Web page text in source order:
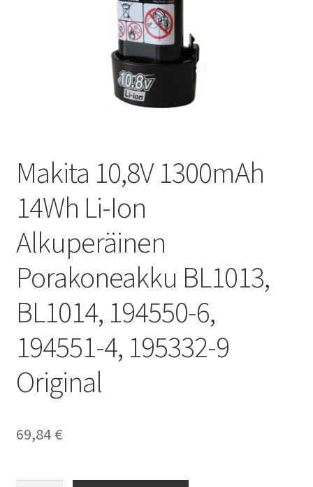
Makita 10,8V 1300mAh
14Wh Li-Ion
Alkuperäinen
Porakoneakku BL1013,
BL1014, 194550-6,
194551-4, 195332-9
Original
69,84 €